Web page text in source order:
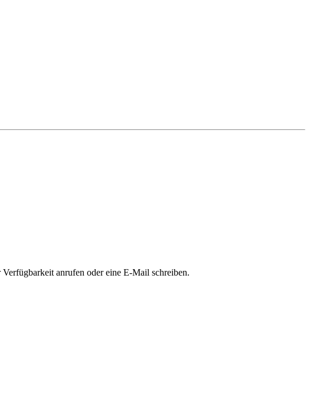
anrufen oder eine E-Mail schreiben.